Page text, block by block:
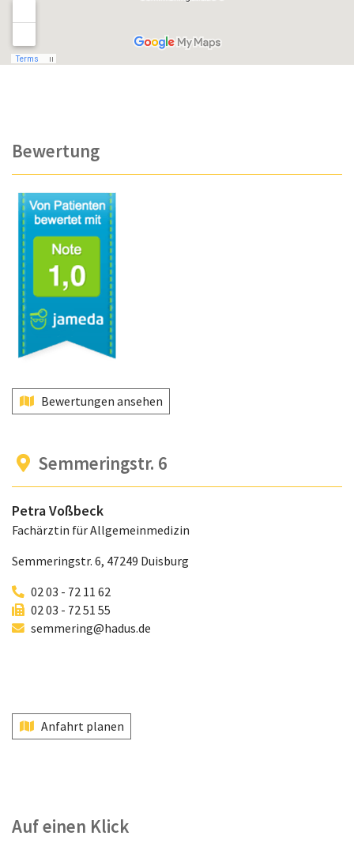
Bewertung
Bewertungen ansehen
Semmeringstr. 6
Petra Voßbeck
Fachärztin für Allgemeinmedizin
Semmeringstr. 6, 47249 Duisburg
02 03 - 72 11 62
02 03 - 72 51 55
semmering@hadus.de
Anfahrt planen
Auf einen Klick